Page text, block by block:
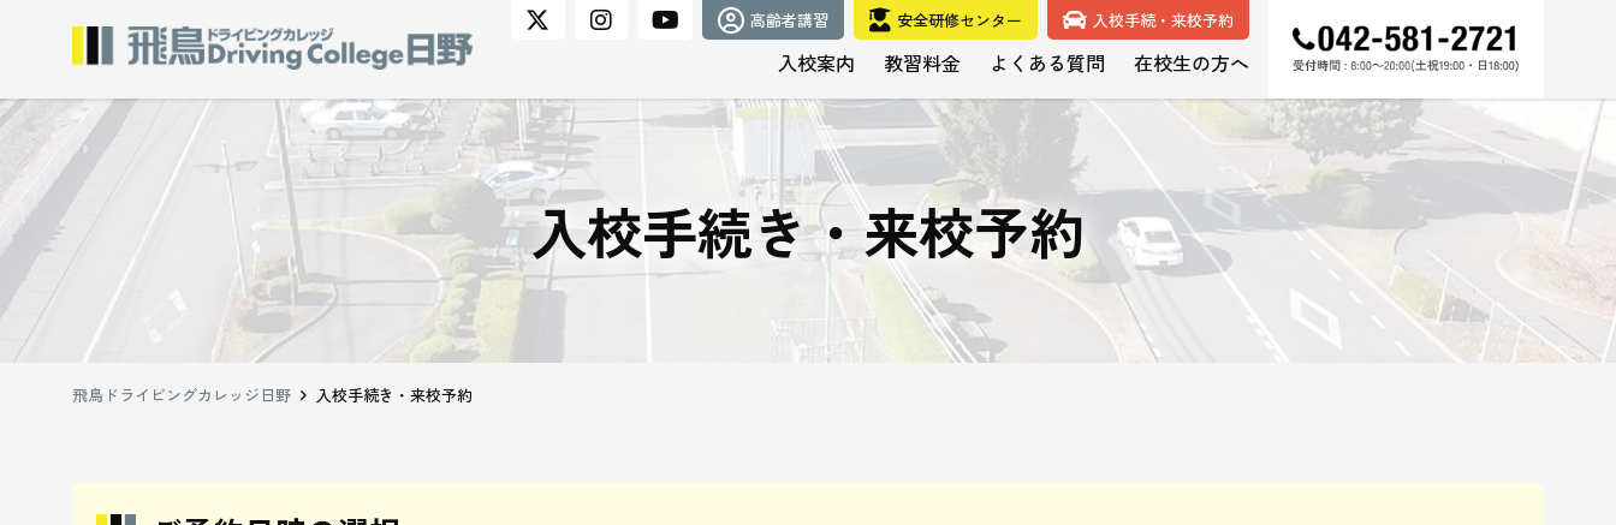
高齢者講習 安全研修センター 入校手続・来校予約
入校案内 教習料金 よくある質問 在校生の方へ
入校手続き・来校予約
飛鳥ドライビングカレッジ日野 入校手続き・来校予約